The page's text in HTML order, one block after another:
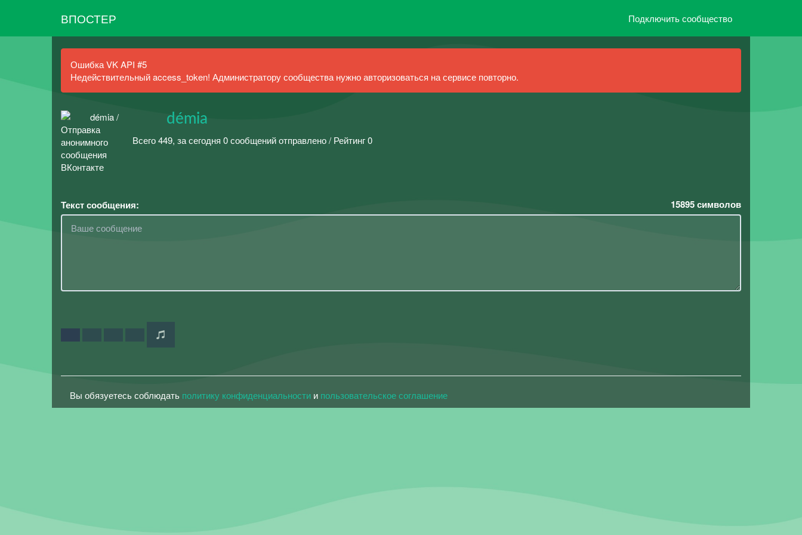
ВПОСТЕР Подключить сообщество
Ошибка VK API #5
Недействительный access_token! Администратору сообщества нужно авторизоваться на сервисе повторно.
⠀⠀⠀démia
Всего 449, за сегодня 0 сообщений отправлено / Рейтинг 0
Текст сообщения: 15895символов
Вы обязуетесь соблюдать политику конфиденциальности и пользовательское соглашение